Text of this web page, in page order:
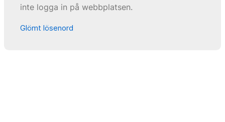
inte logga in på webbplatsen.
Glömt lösenord